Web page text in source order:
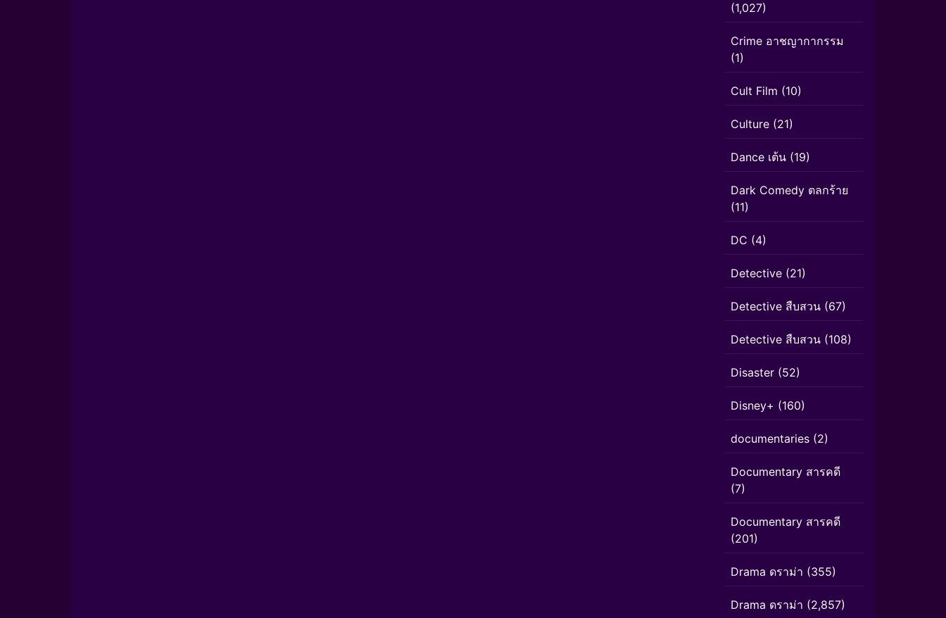
(1,027)
Crime อาชญากากรรม
(1)
Cult Film (10)
Culture (21)
Dance เต้น (19)
Dark Comedy ตลกร้าย
(11)
DC (4)
Detective (21)
Detective สืบสวน (67)
Detective สืบสวน (108)
Disaster (52)
Disney+ (160)
documentaries (2)
Documentary สารคดี
(7)
Documentary สารคดี
(201)
Drama ดราม่า (355)
Drama ดราม่า (2,857)